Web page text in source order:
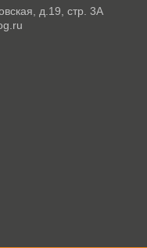
д.19, стр. 3А